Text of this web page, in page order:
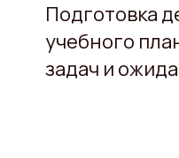
Подготовка
учебного
задач и